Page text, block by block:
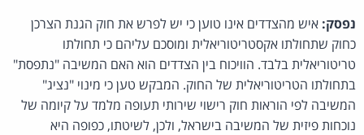
נפסק: איש מהצדדים אינו טוען כי יש לפרש את חוק הגנת הצרכן
כחוק שתחולתו אקסטריטוריאלית ומוסכם עליהם כי תחולתו
טריטוריאלית בלבד. הוויכוח בין הצדדים הוא האם המשיבה "נתפסת"
בתחולתו הטריטוריאלית של החוק. המבקש טען כי מינוי "נציג"
המשיבה לפי הוראות חוק רישוי שירותי תעופה מלמד על קיומה של
נוכחות פיזית של המשיבה בישראל, ולכן, לשיטתו, כפופה היא